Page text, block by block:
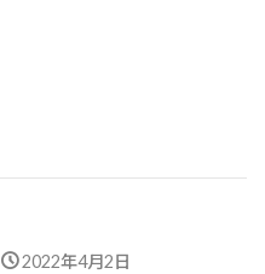
2022年4月2日